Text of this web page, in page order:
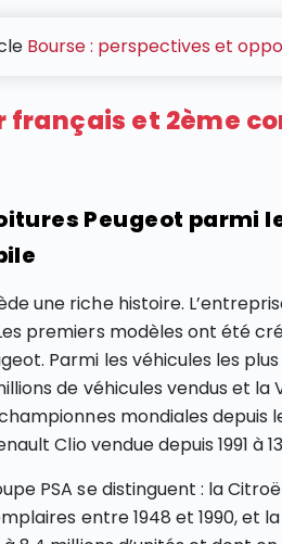
Bourse : perspectives et
français et 2ème
Peugeot parmi
une riche histoire.
premiers modèles ont été
Parmi les véhicules les
de véhicules vendus et la
mondiales depuis
Clio vendue depuis 1991 à
PSA se distinguent : la
entre 1948 et 1990, et